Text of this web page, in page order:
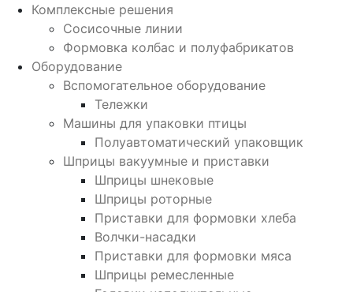
Комплексные решения
Сосисочные линии
Формовка колбас и полуфабрикатов
Оборудование
Вспомогательное оборудование
Тележки
Машины для упаковки птицы
Полуавтоматический упаковщик
Шприцы вакуумные и приставки
Шприцы шнековые
Шприцы роторные
Приставки для формовки хлеба
Волчки-насадки
Приставки для формовки мяса
Шприцы ремесленные